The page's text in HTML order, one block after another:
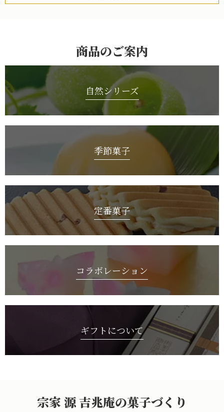
商品のご案内
自然シリーズ
季節菓子
定番菓子
コラボレーション
ギフトについて
宗家 源 吉兆庵の菓子づくり